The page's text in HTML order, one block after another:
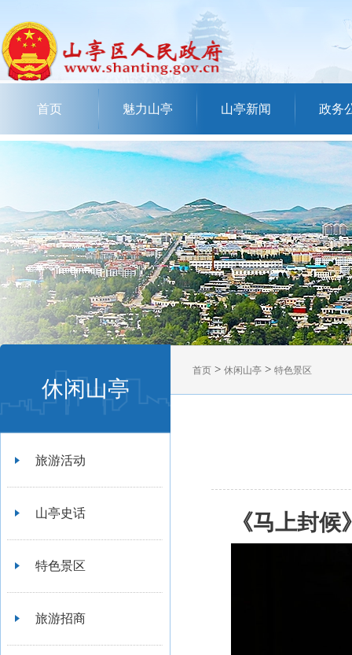
首页 魅力山亭 山亭新闻 政务
休闲山亭
旅游活动
山亭史话
特色景区
旅游招商
首页 > 休闲山亭 > 特色景区
《马上封候